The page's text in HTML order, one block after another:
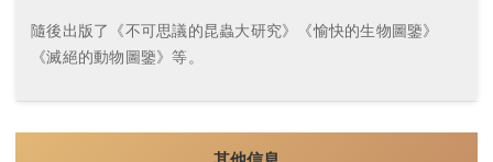
隨後出版了《不可思議的昆蟲大研究》《愉快的生物圖鑒》
《滅絕的動物圖鑒》等。